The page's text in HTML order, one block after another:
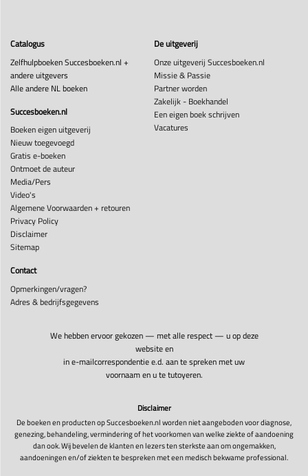
Catalogus
Zelfhulpboeken Succesboeken.nl +
andere uitgevers
Alle andere NL boeken
Succesboeken.nl
Boeken eigen uitgeverij
Nieuw toegevoegd
Gratis e-boeken
Ontmoet de auteur
Media/Pers
Video's
Algemene Voorwaarden + retouren
Privacy Policy
Disclaimer
Sitemap
De uitgeverij
Onze uitgeverij Succesboeken.nl
Missie & Passie
Partner worden
Zakelijk - Boekhandel
Een eigen boek schrijven
Vacatures
Contact
Opmerkingen/vragen?
Adres & bedrijfsgegevens
We hebben ervoor gekozen — met alle respect — u op deze
website en
in e-mailcorrespondentie e.d. aan te spreken met uw
voornaam en u te tutoyeren.
Disclaimer
De boeken en producten op Succesboeken.nl worden niet aangeboden voor diagnose,
genezing, behandeling, vermindering of het voorkomen van welke ziekte of aandoening
dan ook. Wij bevelen de klanten en lezers ten sterkste aan om ongemakken,
aandoeningen en/of ziekten te bespreken met een medisch bekwame professional.